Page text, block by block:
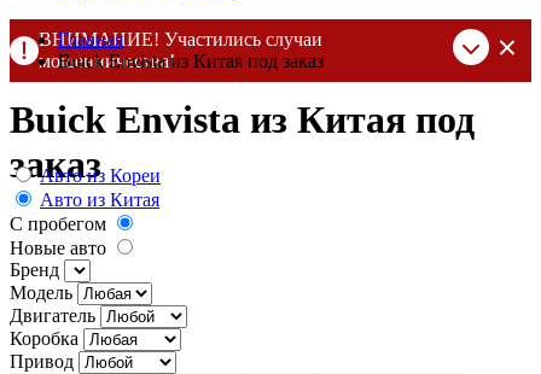
ВНИМАНИЕ! Участились случаи
мошенничества!
по выставленному счету на Т-банк от ИП Алексеевских С.В.
При любых подозрениях, свяжитесь с нами по официальным
контактам, указанным в соц сетях и на сайте
Главная
Buick Envista из Китая под заказ
Buick Envista из Китая под
заказ
Авто из Кореи
Авто из Китая
С пробегом
Новые авто
Бренд
Модель
Двигатель
Коробка
Привод